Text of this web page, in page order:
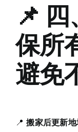
📌
保所
避免
📍搬家后更新